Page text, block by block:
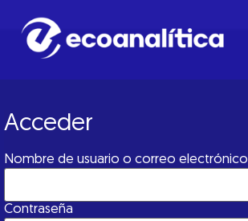
Acceder
Nombre de usuario o correo electrónico
Contraseña